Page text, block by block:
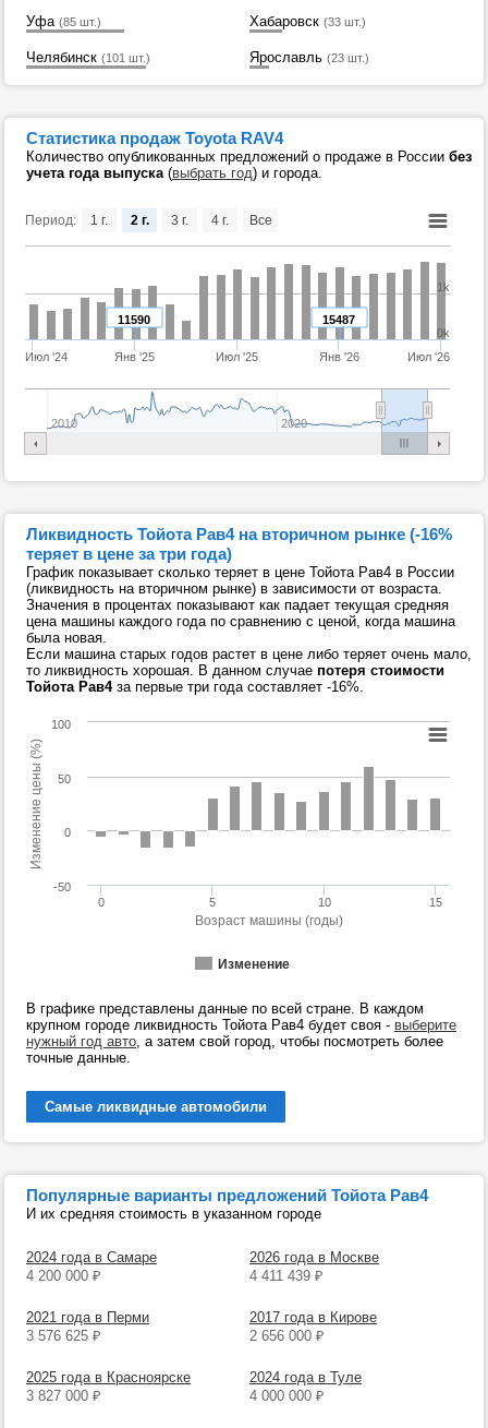
Уфа (85 шт.) Хабаровск (33 шт.)
Челябинск (101 шт.) Ярославль (23 шт.)
Статистика продаж Toyota RAV4
Количество опубликованных предложений о продаже в России без
учета года выпуска(выбрать год) и города.
Период:
15487
11590
Июл '24 Янв '25 Июл '25 Янв '26 Июл '26
2010 2020
0k
1k
1 г. 2 г. 3 г. 4 г. Все
Ликвидность Тойота Рав4 на вторичном рынке (-16%
теряет в цене за три года)
График показывает сколько теряет в цене Тойота Рав4 в России
(ликвидность на вторичном рынке) в зависимости от возраста.
Значения в процентах показывают как падает текущая средняя
цена машины каждого года по сравнению с ценой, когда машина
была новая.
Если машина старых годов растет в цене либо теряет очень мало,
то ликвидность хорошая. В данном случае потеря стоимости
Тойота Рав4за первые три года составляет -16%.
Возраст машины (годы)
Изменение цены (%)
Изменение
0 5 10 15
0
50
-50
100
В графике представлены данные по всей стране. В каждом
крупном городе ликвидность Тойота Рав4 будет своя - выберите
нужный год авто, а затем свой город, чтобы посмотреть более
точные данные.
Самые ликвидные автомобили
Популярные варианты предложений Тойота Рав4
И их средняя стоимость в указанном городе
2024 года в Самаре
4 200 000 ₽
2026 года в Москве
4 411 439 ₽
2021 года в Перми
3 576 625 ₽
2017 года в Кирове
2 656 000 ₽
2025 года в Красноярске
3 827 000 ₽
2024 года в Туле
4 000 000 ₽